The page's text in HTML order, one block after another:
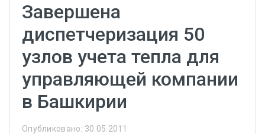
Завершена
диспетчеризация 50
узлов учета тепла для
управляющей компании
в Башкирии
Опубликовано: 30.05.2011